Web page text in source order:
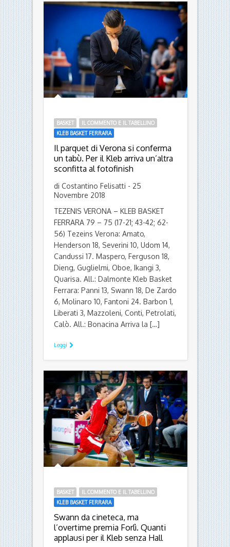
BASKET
IL COMMENTO E IL TABELLINO
KLEB BASKET FERRARA
Il parquet di Verona si conferma
un tabù. Per il Kleb arriva un’altra
sconfitta al fotofinish
di Costantino Felisatti - 25
Novembre 2018
TEZENIS VERONA – KLEB BASKET
FERRARA 79 – 75 (17-21; 43-42; 62-
56) Tezeins Verona: Amato,
Henderson 18, Severini 10, Udom 14,
Candussi 17. Maspero, Ferguson 18,
Dieng, Guglielmi, Oboe, Ikangi 3,
Quarisa. All.: Dalmonte Kleb Basket
Ferrara: Panni 13, Swann 18, De Zardo
6, Molinaro 10, Fantoni 24. Barbon 1,
Liberati 3, Mazzoleni, Conti, Petrolati,
Calò. All.: Bonacina Arriva la […]
Leggi
BASKET
IL COMMENTO E IL TABELLINO
KLEB BASKET FERRARA
Swann da cineteca, ma
l’overtime premia Forlì. Quanti
applausi per il Kleb senza Hall